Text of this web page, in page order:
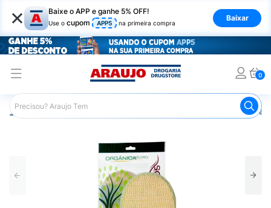
× Baixe o APP e ganhe 5% OFF!
Use o cupom APP5 na primeira compra
Baixar
0
Araujo Higiene Pessoal Esponja Orgânica